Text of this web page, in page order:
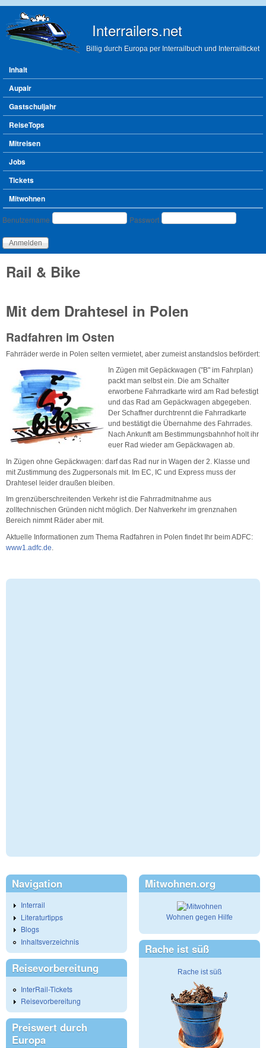
Interrailers.net
Billig durch Europa per Interrailbuch und Interrailticket
Hauptmenü
Inhalt
Aupair
Gastschuljahr
ReiseTops
Mitreisen
Jobs
Tickets
Mitwohnen
Benutzeranmeldung
Benutzername Passwort
Rail & Bike
Mit dem Drahtesel in Polen
Radfahren im Osten
Fahrräder werde in Polen selten vermietet, aber zumeist anstandslos befördert:
n Zügen mit Gepäckwagen ("B" im Fahrplan)
packt man selbst ein. Die am Schalter
erworbene Fahrradkarte wird am Rad befestigt
und das Rad am Gepäckwagen abgegeben.
Der Schaffner durchtrennt die Fahrradkarte
und bestätigt die Übernahme des Fahrrades.
Nach Ankunft am Bestimmungsbahnhof holt ihr
euer Rad wieder am Gepäckwagen ab.
In Zügen ohne Gepäckwagen: darf das Rad nur in Wagen der 2. Klasse und
mit Zustimmung des Zugpersonals mit. Im EC, IC und Express muss der
Drahtesel leider draußen bleiben.
Im grenzüberschreitenden Verkehr ist die Fahrradmitnahme aus
zolltechnischen Gründen nicht möglich. Der Nahverkehr im grenznahen
Bereich nimmt Räder aber mit.
Aktuelle Informationen zum Thema Radfahren in Polen findet Ihr beim ADFC:
www1.adfc.de.
Navigation
Interrail
Literaturtipps
Blogs
Inhaltsverzeichnis
Reisevorbereitung
InterRail-Tickets
Reisevorbereitung
Preiswert durch
Europa
Mitwohnen.org
Wohnen gegen Hilfe
Rache ist süß
Rache ist süß